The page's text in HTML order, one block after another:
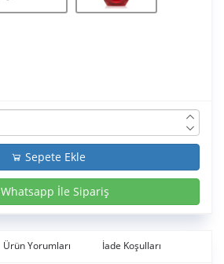
Sepete Ekle
Whatsapp İle Sipariş
Ürün Yorumları İade Koşulları